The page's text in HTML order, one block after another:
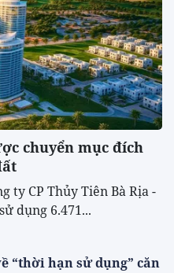
chuyển mục đích
ty CP Thủy Tiên Bà Rịa -
dụng 6.471...
“thời hạn sử dụng” căn